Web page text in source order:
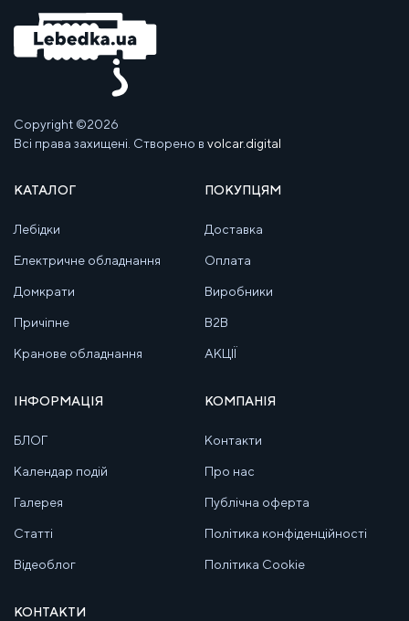
Copyright ©2026
Всі права захищені. Створено в volcar.digital
КАТАЛОГ
Лебідки
Електричне обладнання
Домкрати
Причіпне
Кранове обладнання
ПОКУПЦЯМ
Доставка
Оплата
Виробники
B2B
АКЦІЇ
ІНФОРМАЦІЯ
БЛОГ
Календар подій
Галерея
Статті
Відеоблог
КОМПАНІЯ
Контакти
Про нас
Публічна оферта
Політика конфіденційності
Політика Cookie
КОНТАКТИ